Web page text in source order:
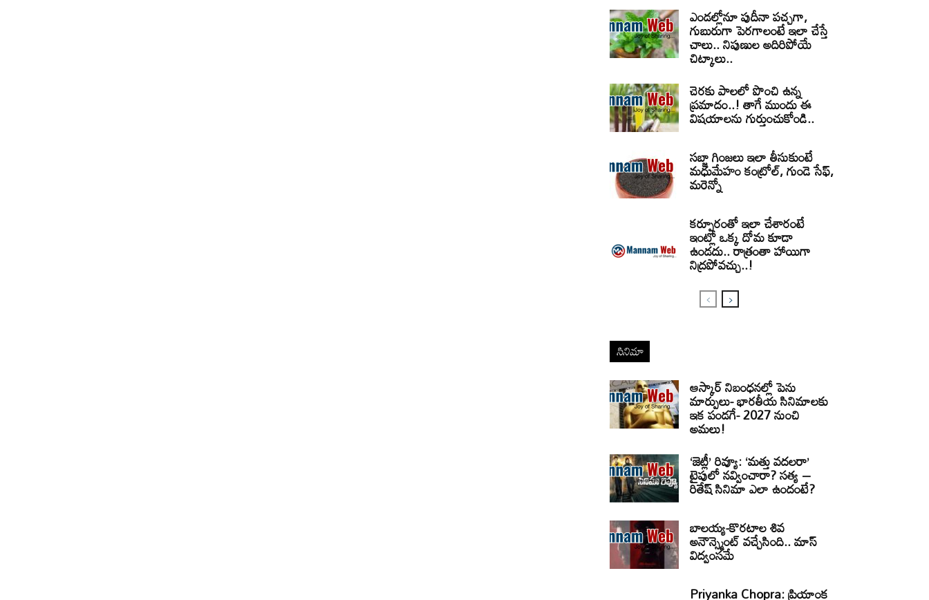
ఎండల్లోనూ పుదీనా పచ్చగా,
గుబురుగా పెరగాలంటే ఇలా చేస్తే
చాలు.. నిపుణుల అదిరిపోయే
చిట్కాలు..
చెరకు పాలలో పొంచి ఉన్న
ప్రమాదం..! తాగే ముందు ఈ
విషయాలను గుర్తుంచుకోండి..
సబ్జా గింజలు ఇలా తీసుకుంటే
మధుమేహం కంట్రోల్, గుండె సేఫ్,
మరెన్నో
కర్పూరంతో ఇలా చేశారంటే
ఇంట్లో ఒక్క దోమ కూడా
ఉండదు.. రాత్రంతా హాయిగా
నిద్రపోవచ్చు..!
సినిమా
ఆస్కార్ నిబంధనల్లో పెను
మార్పులు- భారతీయ సినిమాలకు
ఇక పండగే- 2027 నుంచి
అమలు!
‘జెట్లీ’ రివ్యూ: ‘మత్తు వదలరా’
టైపులో నవ్వించారా? సత్య –
రితేష్ సినిమా ఎలా ఉందంటే?
బాలయ్య-కొరటాల శివ
అనౌన్స్మెంట్ వచ్చేసింది.. మాస్
విద్వంసమే
Priyanka Chopra: ప్రియాంక